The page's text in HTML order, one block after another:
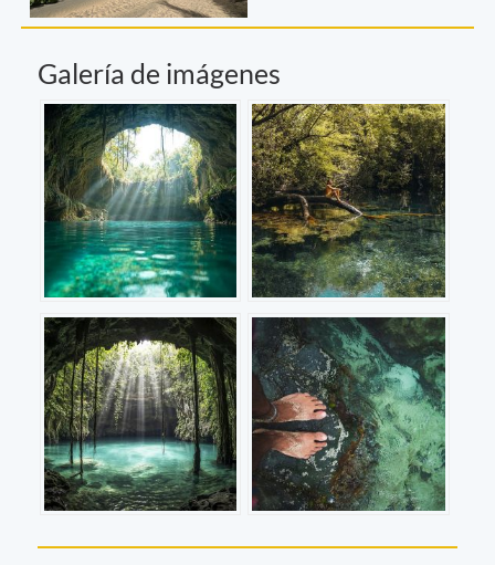
Galería de imágenes